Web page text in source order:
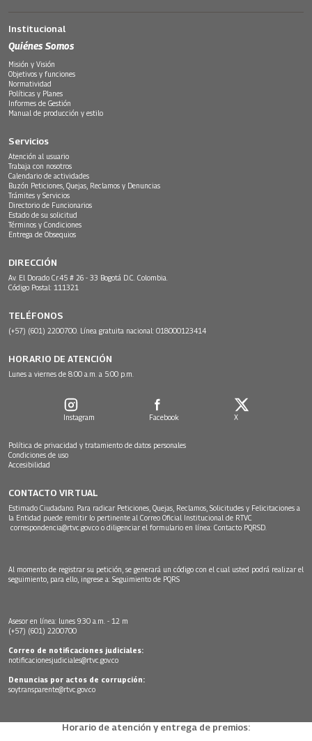
Institucional
Quiénes Somos
Misión y Visión
Objetivos y funciones
Normatividad
Políticas y Planes
Informes de Gestión
Manual de producción y estilo
Servicios
Atención al usuario
Trabaja con nosotros
Calendario de actividades
Buzón Peticiones, Quejas, Reclamos y Denuncias
Trámites y Servicios
Directorio de Funcionarios
Estado de su solicitud
Términos y Condiciones
Entrega de Obsequios
DIRECCIÓN
Av. El Dorado Cr.45 # 26 - 33 Bogotá D.C. Colombia.
Código Postal: 111321
TELÉFONOS
(+57) (601) 2200700. Línea gratuita nacional: 018000123414
HORARIO DE ATENCIÓN
Lunes a viernes de 8:00 a.m. a 5:00 p.m.
Instagram Facebook X
Política de privacidad y tratamiento de datos personales
Condiciones de uso
Accesibilidad
CONTACTO VIRTUAL
Estimado Ciudadano: Para radicar Peticiones, Quejas, Reclamos, Solicitudes y Felicitaciones a
la Entidad puede remitir lo pertinente al Correo Oficial Institucional de RTVC
correspondencia@rtvc.gov.co o diligenciar el formulario en línea: Contacto PQRSD.
Al momento de registrar su petición, se generará un código con el cual usted podrá realizar el
seguimiento, para ello, ingrese a: Seguimiento de PQRS
Asesor en línea: lunes 9:30 a.m. - 12 m
(+57) (601) 2200700
Correo de notificaciones judiciales:
notificacionesjudiciales@rtvc.gov.co
Denuncias por actos de corrupción:
soytransparente@rtvc.gov.co
Horario de atención y entrega de premios: